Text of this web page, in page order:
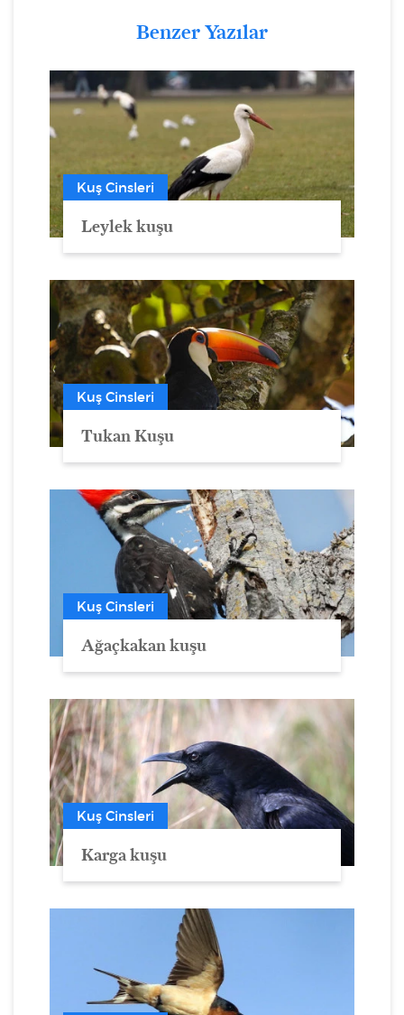
Benzer Yazılar
Kuş Cinsleri
Leylek kuşu
Kuş Cinsleri
Tukan Kuşu
Kuş Cinsleri
Ağaçkakan kuşu
Kuş Cinsleri
Karga kuşu